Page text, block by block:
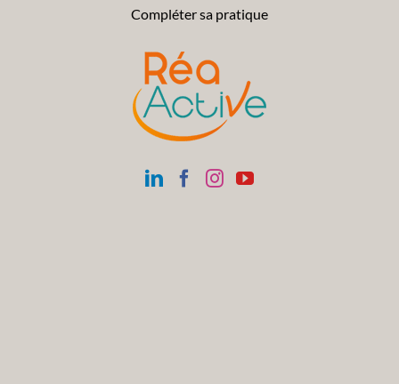
Compléter sa pratique